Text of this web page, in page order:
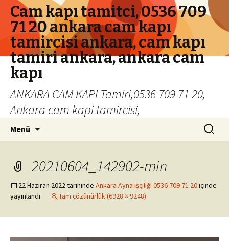
Cam kapı tamitci, 0536 709
71 20 ankara cam kapı
tamircisi ankara, cam kapı
tamiri ankara, ankara cam
kapı
ANKARA CAM KAPI Tamiri,0536 709 71 20,
Ankara cam kapi tamircisi,
Menü Arama:
20210604_142902-min
22 Haziran 2022tarihinde Ankara Ayna işçiliği 0536 709 71 20içinde
yayınlandı
Tam çözünürlük (6928 × 9248)